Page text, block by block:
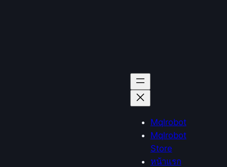
Mqlrobot
Mqlrobot
Store
หน้าแรก